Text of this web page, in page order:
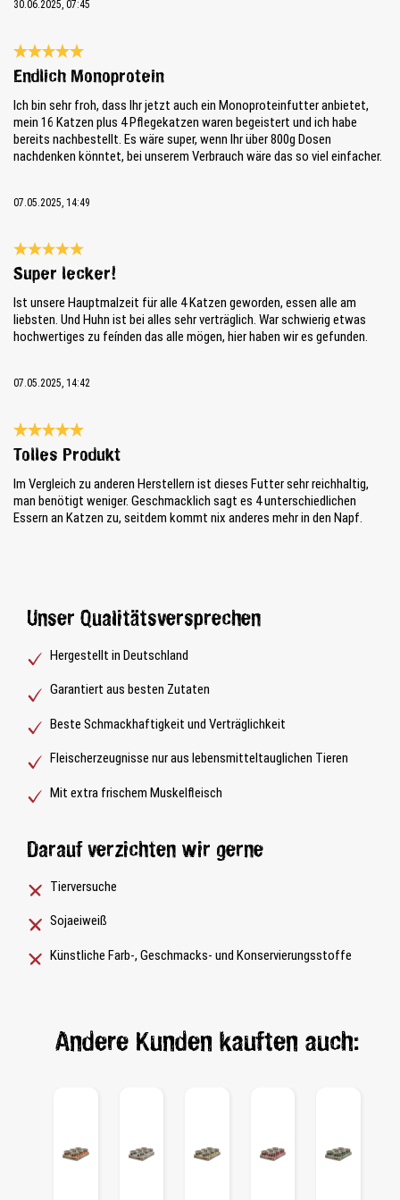
30.06.2025, 07:45
Bewertung mit 5 von 5 Sternen
Endlich Monoprotein
Ich bin sehr froh, dass Ihr jetzt auch ein Monoproteinfutter anbietet,
mein 16 Katzen plus 4 Pflegekatzen waren begeistert und ich habe
bereits nachbestellt. Es wäre super, wenn Ihr über 800g Dosen
nachdenken könntet, bei unserem Verbrauch wäre das so viel einfacher.
07.05.2025, 14:49
Bewertung mit 5 von 5 Sternen
Super lecker!
Ist unsere Hauptmalzeit für alle 4 Katzen geworden, essen alle am
liebsten. Und Huhn ist bei alles sehr verträglich. War schwierig etwas
hochwertiges zu feínden das alle mögen, hier haben wir es gefunden.
07.05.2025, 14:42
Bewertung mit 5 von 5 Sternen
Tolles Produkt
Im Vergleich zu anderen Herstellern ist dieses Futter sehr reichhaltig,
man benötigt weniger. Geschmacklich sagt es 4 unterschiedlichen
Essern an Katzen zu, seitdem kommt nix anderes mehr in den Napf.
Unser Qualitätsversprechen
Hergestellt in Deutschland
Garantiert aus besten Zutaten
Beste Schmackhaftigkeit und Verträglichkeit
Fleischerzeugnisse nur aus lebensmitteltauglichen Tieren
Mit extra frischem Muskelfleisch
Darauf verzichten wir gerne
Tierversuche
Sojaeiweiß
Künstliche Farb-, Geschmacks- und Konservierungsstoffe
Andere Kunden kauften auch: